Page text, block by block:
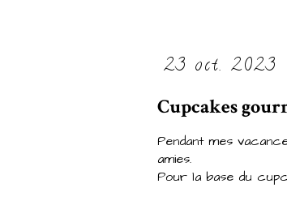
23 oct. 2023
Cupcakes
Pendant mes
amies.
Pour la base du